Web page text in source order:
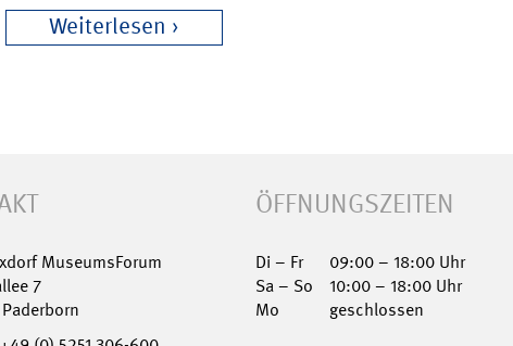
Weiterlesen
MuseumsForum
7
ÖFFNUNGSZEITEN
Di – Fr
09:00 – 18:00 Uhr
Sa – So
10:00 – 18:00 Uhr
Mo
geschlossen